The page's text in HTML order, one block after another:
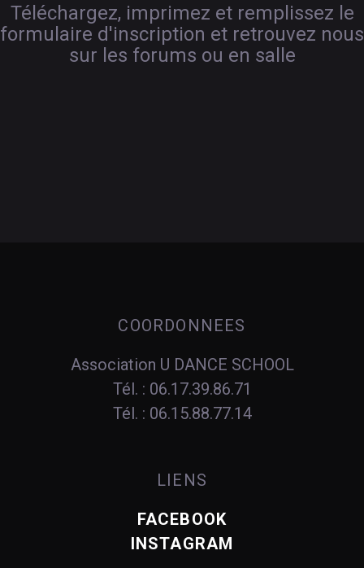
Téléchargez, imprimez et remplissez le
formulaire d'inscription et retrouvez nous
sur les forums ou en salle
COORDONNEES
Association U DANCE SCHOOL
Tél. : 06.17.39.86.71
Tél. : 06.15.88.77.14
LIENS
FACEBOOK
INSTAGRAM